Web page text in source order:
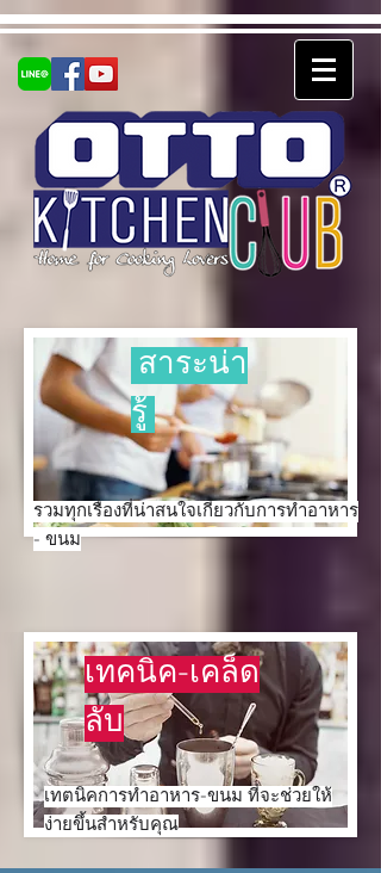
รวมทุกเรื่องที่น่าสนใจเกี่ยวกับการทำอาหาร
- ขนม
สาระน่า
รู้
เทตนิคการทำอาหาร-ขนม ที่จะช่วยให้
ง่ายขึ้นสำหรับคุณ
เทคนิค-เคล็ด
ลับ